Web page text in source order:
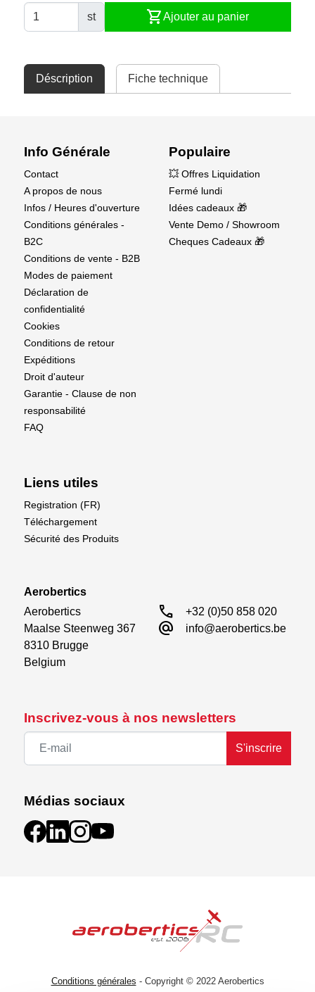
st shopping_cartAjouter au panier
Déscription Fiche technique
Inscrivez-vous à nos newsletters
S'inscrire
Médias sociaux
Info Générale
Contact
A propos de nous
Infos / Heures d'ouverture
Conditions générales -
B2C
Conditions de vente - B2B
Modes de paiement
Déclaration de
confidentialité
Cookies
Conditions de retour
Expéditions
Droit d'auteur
Garantie - Clause de non
responsabilité
FAQ
Populaire
💥 Offres Liquidation
Fermé lundi
Idées cadeaux 🎁
Vente Demo / Showroom
Cheques Cadeaux 🎁
Liens utiles
Registration (FR)
Téléchargement
Sécurité des Produits
Aerobertics
Aerobertics
Maalse Steenweg 367
8310 Brugge
Belgium
call +32 (0)50 858 020
alternate_email info@aerobertics.be
Conditions générales - Copyright © 2022 Aerobertics